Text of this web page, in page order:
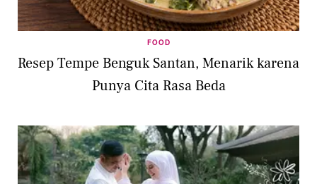
FOOD
Resep Tempe Benguk Santan, Menarik karena
Punya Cita Rasa Beda